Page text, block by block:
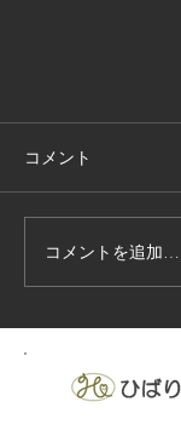
技能実習生
ィリピン、
コメント
コメントを追加…